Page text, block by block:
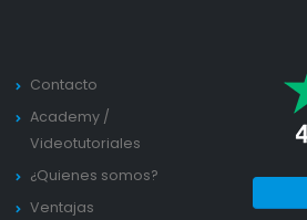
Contacto
Academy /
Videotutoriales
¿Quienes somos?
Ventajas